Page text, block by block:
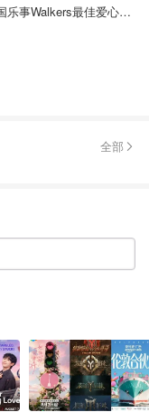
在。由于Fly
权属于原作者
吃出爱心薯片竟然能赢￡100000！英国乐事Walkers最佳爱心薯片评选大赛开始啦！
全部